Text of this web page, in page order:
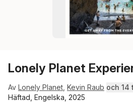
Lonely Planet
Av Lonely Planet Kevin Raub och 14
Häftad, Engelska, 2025